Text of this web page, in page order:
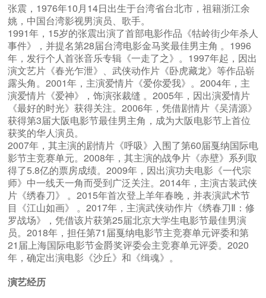
张震，1976年10月14日出生于台湾省台北市，祖籍浙江余
姚，中国台湾影视男演员、歌手。
1991年，15岁的张震出演了首部电影作品《牯岭街少年杀人
事件》，并提名第28届台湾电影金马奖最佳男主角 。1996
年，发行个人首张音乐专辑《一走了之》。1997年起，因出
演文艺片《春光乍泄》、武侠动作片《卧虎藏龙》等作品崭
露头角。2001年，主演爱情片《爱你爱我》。2004年，主
演爱情片《爱神》，饰演张裁缝 。2005年，因出演爱情片
《最好的时光》获得关注。2006年，凭借剧情片《吴清源》
获得第3届大阪电影节最佳男主角，成为大阪电影节上首位
获奖的华人演员。
2007年，其主演的剧情片《呼吸》入围了第60届戛纳国际电
影节主竞赛单元。2008年，其主演的战争片《赤壁》系列取
得了5.8亿的票房成绩。2009年，因出演功夫电影《一代宗
师》中一线天一角而受到广泛关注。2014年，主演古装武侠
片《绣春刀》 。2015年首次登上羊年春晚，并表演武术节
目《江山如画》 。2017年，主演武侠动作片《绣春刀Ⅱ：修
罗战场》，凭借该片获第25届北京大学生电影节最佳男演
员。2018年，担任第71届戛纳电影节主竞赛单元评委和第
21届上海国际电影节金爵奖评委会主竞赛单元评委。2020
年，确定出演电影《沙丘》和《缉魂》。
演艺经历